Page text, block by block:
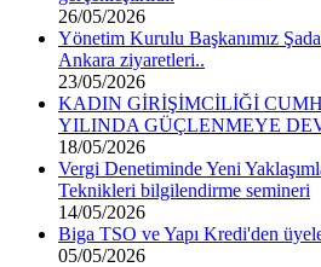
26/05/2026
Yönetim Kurulu Başkanımız
Ankara ziyaretleri..
23/05/2026
KADIN GİRİŞİMCİLİĞİ
YILINDA GÜÇLENMEYE
18/05/2026
Vergi Denetiminde Yeni
Teknikleri bilgilendirme semineri
14/05/2026
Biga TSO ve Yapı Kredi'den
05/05/2026